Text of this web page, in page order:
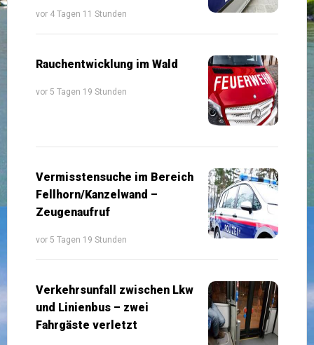
vor 4 Tagen 11 Stunden
Rauchentwicklung im Wald
vor 5 Tagen 19 Stunden
Vermisstensuche im Bereich
Fellhorn/Kanzelwand –
Zeugenaufruf
vor 5 Tagen 19 Stunden
Verkehrsunfall zwischen Lkw
und Linienbus – zwei
Fahrgäste verletzt